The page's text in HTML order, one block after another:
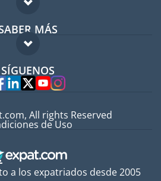
para expatriados
para expatriados
en el extranjero
MÁS
FAQ
Expertos
SÍGUENOS
a los expatriados desde 2005
All rights Reserved
de Uso